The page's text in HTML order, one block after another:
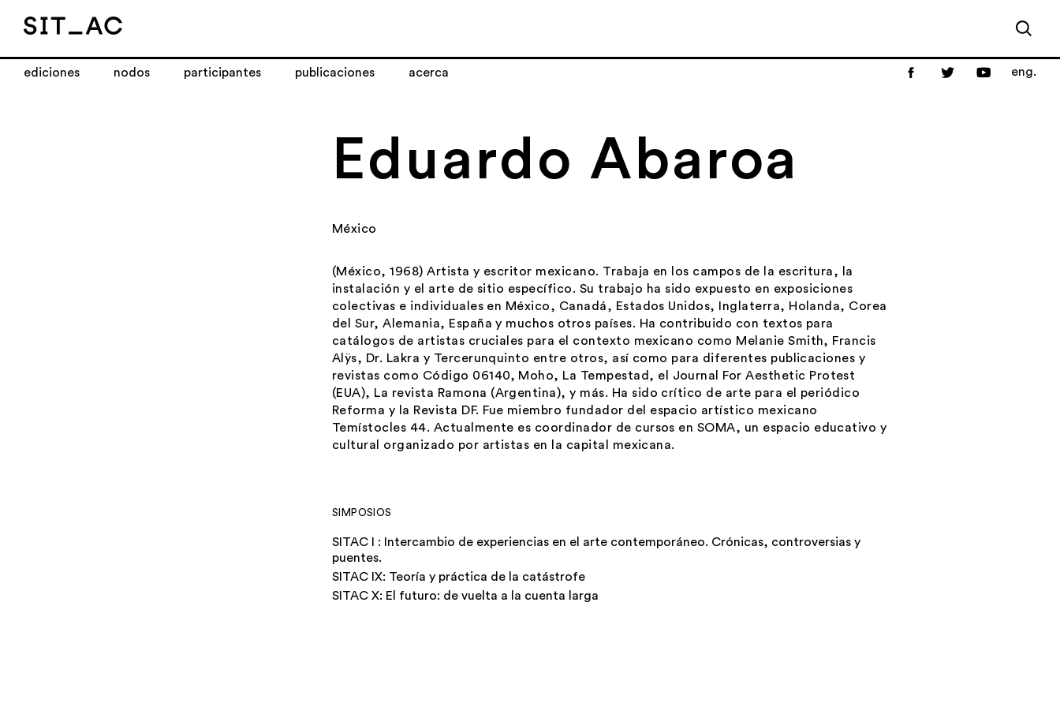
eng.
ediciones nodos participantes publicaciones acerca
Eduardo Abaroa
México
(México, 1968) Artista y escritor mexicano. Trabaja en los campos de la escritura, la
instalación y el arte de sitio específico. Su trabajo ha sido expuesto en exposiciones
colectivas e individuales en México, Canadá, Estados Unidos, Inglaterra, Holanda, Corea
del Sur, Alemania, España y muchos otros países. Ha contribuido con textos para
catálogos de artistas cruciales para el contexto mexicano como Melanie Smith, Francis
Alÿs, Dr. Lakra y Tercerunquinto entre otros, así como para diferentes publicaciones y
revistas como Código 06140, Moho, La Tempestad, el Journal For Aesthetic Protest
(EUA), La revista Ramona (Argentina), y más. Ha sido crítico de arte para el periódico
Reforma y la Revista DF. Fue miembro fundador del espacio artístico mexicano
Temístocles 44. Actualmente es coordinador de cursos en SOMA, un espacio educativo y
cultural organizado por artistas en la capital mexicana.
SIMPOSIOS
SITAC I : Intercambio de experiencias en el arte contemporáneo. Crónicas, controversias y
puentes.
SITAC IX: Teoría y práctica de la catástrofe
SITAC X: El futuro: de vuelta a la cuenta larga